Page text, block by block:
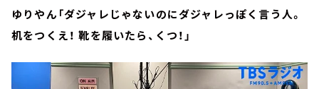
ゆりやん「ダジャレじゃないのにダジャレっぽく言う人。
机をつくえ！ 靴を履いたら、くつ！」